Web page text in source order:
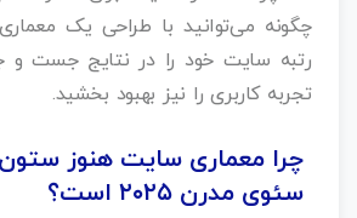
چگونه می‌توانید با طراحی یک
رتبه سایت خود را در نتایج جست‌
تجربه کاربری را نیز بهبود بخشید.
چرا معماری سایت هنوز
سئوی مدرن ۲۰۲۵ است؟